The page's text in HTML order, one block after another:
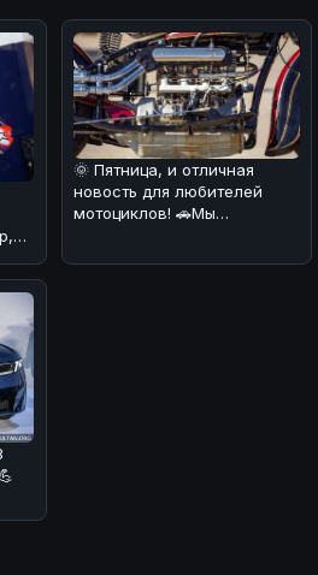
2xDP1.4
Mount
🌞 Пятница, и отличная
новость для любителей
мотоциклов! 🚗Мы